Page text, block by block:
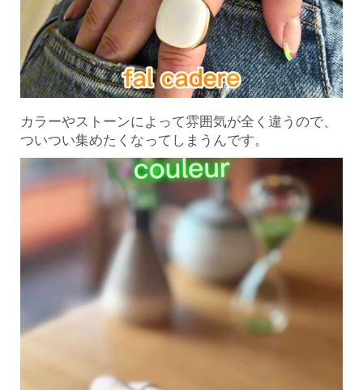
カラーやストーンによって雰囲気が全く違うので、
ついつい集めたくなってしまうんです。